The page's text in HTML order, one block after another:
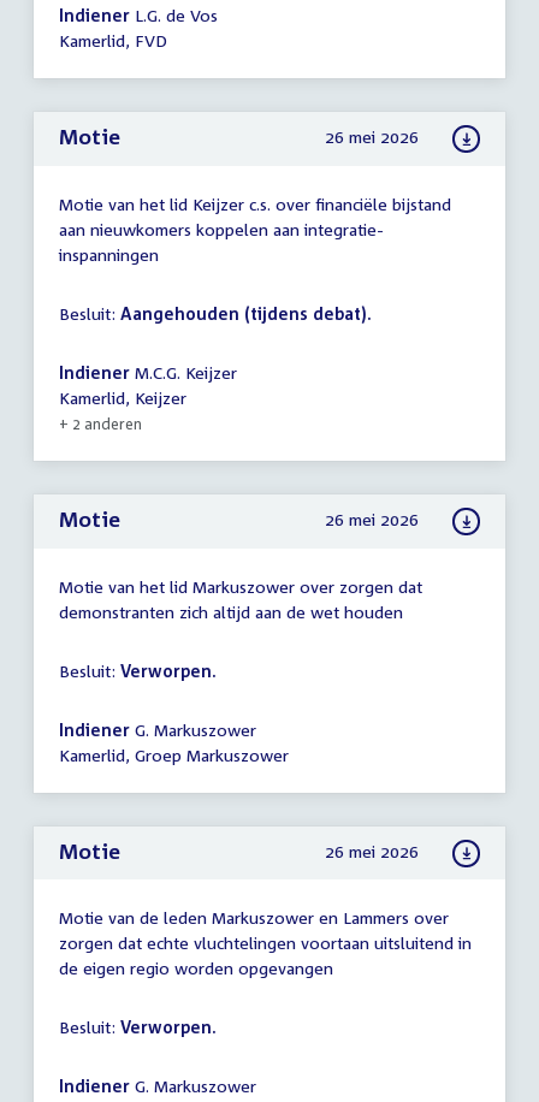
Indiener L.G. de Vos
Kamerlid, FVD
Motie 26 mei 2026
Motie van het lid Keijzer c.s. over financiële bijstand
aan nieuwkomers koppelen aan integratie-
inspanningen
Besluit: Aangehouden (tijdens debat).
Indiener M.C.G. Keijzer
Kamerlid, Keijzer
+ 2 anderen
Motie 26 mei 2026
Motie van het lid Markuszower over zorgen dat
demonstranten zich altijd aan de wet houden
Besluit: Verworpen.
Indiener G. Markuszower
Kamerlid, Groep Markuszower
Motie 26 mei 2026
Motie van de leden Markuszower en Lammers over
zorgen dat echte vluchtelingen voortaan uitsluitend in
de eigen regio worden opgevangen
Besluit: Verworpen.
Indiener G. Markuszower